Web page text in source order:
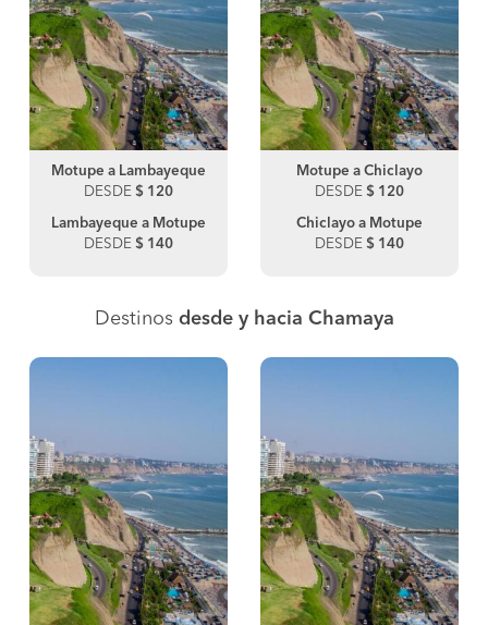
Motupe a Lambayeque
DESDE $ 120
Lambayeque a Motupe
DESDE $ 140
Motupe a Chiclayo
DESDE $ 120
Chiclayo a Motupe
DESDE $ 140
Destinos desde y hacia Chamaya